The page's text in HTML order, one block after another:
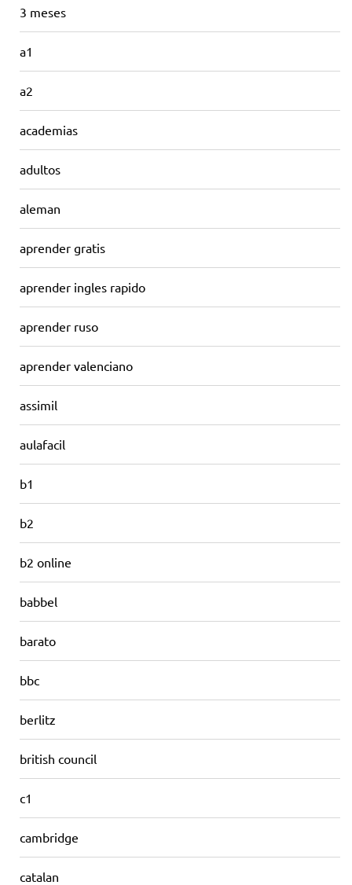
3 meses
a1
a2
academias
adultos
aleman
aprender gratis
aprender ingles rapido
aprender ruso
aprender valenciano
assimil
aulafacil
b1
b2
b2 online
babbel
barato
bbc
berlitz
british council
c1
cambridge
catalan